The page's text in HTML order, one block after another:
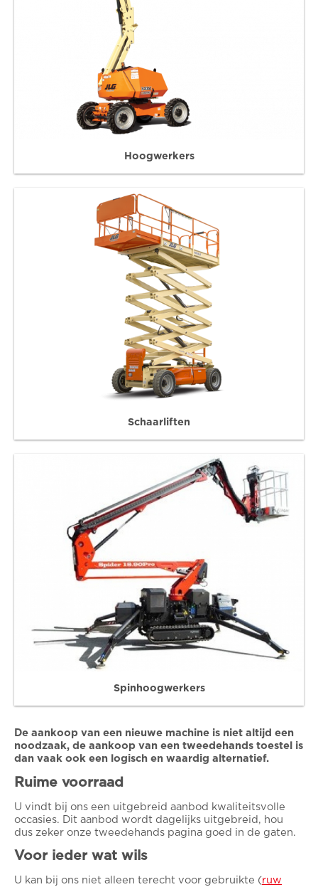
Hoogwerkers
Schaarliften
Spinhoogwerkers
De aankoop van een nieuwe machine is niet altijd een
noodzaak, de aankoop van een tweedehands toestel is
dan vaak ook een logisch en waardig alternatief.
Ruime voorraad
U vindt bij ons een uitgebreid aanbod kwaliteitsvolle
occasies. Dit aanbod wordt dagelijks uitgebreid, hou
dus zeker onze tweedehands pagina goed in de gaten.
Voor ieder wat wils
U kan bij ons niet alleen terecht voor gebruikte (ruw